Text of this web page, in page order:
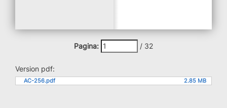
Pagina: / 32
Version pdf:
AC-256.pdf 2.85 MB